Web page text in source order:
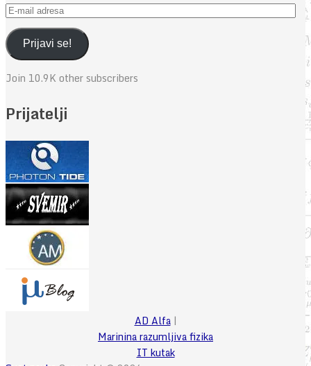
E-
mail
adresaPrijavi se!
Join 10.9K other subscribers
Prijatelji
AD Alfa|
Marinina razumljiva fizika
IT kutak